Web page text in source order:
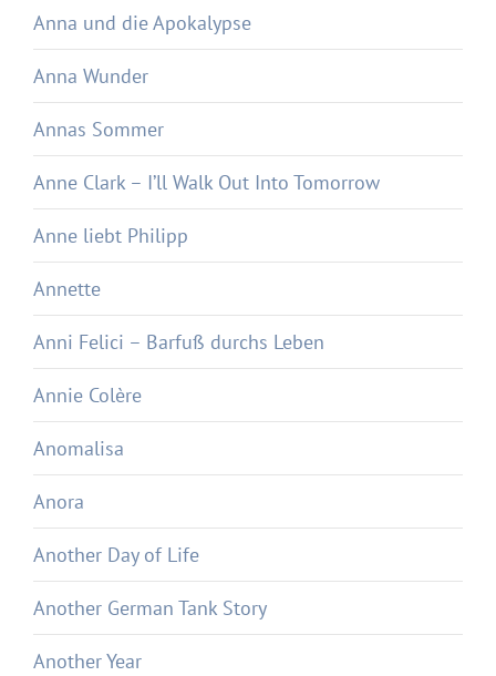
Anna und die Apokalypse
Anna Wunder
Annas Sommer
Anne Clark – I’ll Walk Out Into Tomorrow
Anne liebt Philipp
Annette
Anni Felici – Barfuß durchs Leben
Annie Colère
Anomalisa
Anora
Another Day of Life
Another German Tank Story
Another Year